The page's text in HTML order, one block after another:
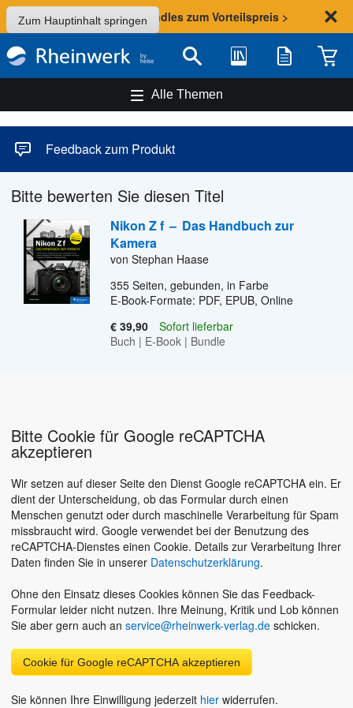
Zum Hauptinhalt springen
Sommer-Aktion: Bundles zum Vorteilspreis >
Suche Bibliothek Merkliste
Alle Themen
Feedback zum Produkt
Bitte bewerten Sie diesen Titel
Nikon Z f – Das Handbuch zur
Kamera
von Stephan Haase
355 Seiten, gebunden, in Farbe
E-Book-Formate: PDF, EPUB, Online
€ 39,90
Sofort lieferbar
Buch | E-Book | Bundle
Bitte Cookie für Google reCAPTCHA
akzeptieren
Wir setzen auf dieser Seite den Dienst Google reCAPTCHA ein. Er
dient der Unterscheidung, ob das Formular durch einen
Menschen genutzt oder durch maschinelle Verarbeitung für Spam
missbraucht wird. Google verwendet bei der Benutzung des
reCAPTCHA-Dienstes einen Cookie. Details zur Verarbeitung Ihrer
Daten finden Sie in unserer Datenschutzerklärung.
Ohne den Einsatz dieses Cookies können Sie das Feedback-
Formular leider nicht nutzen. Ihre Meinung, Kritik und Lob können
Sie aber gern auch an service@rheinwerk-verlag.de schicken.
Cookie für Google reCAPTCHA akzeptieren
Sie können Ihre Einwilligung jederzeit hier widerrufen.